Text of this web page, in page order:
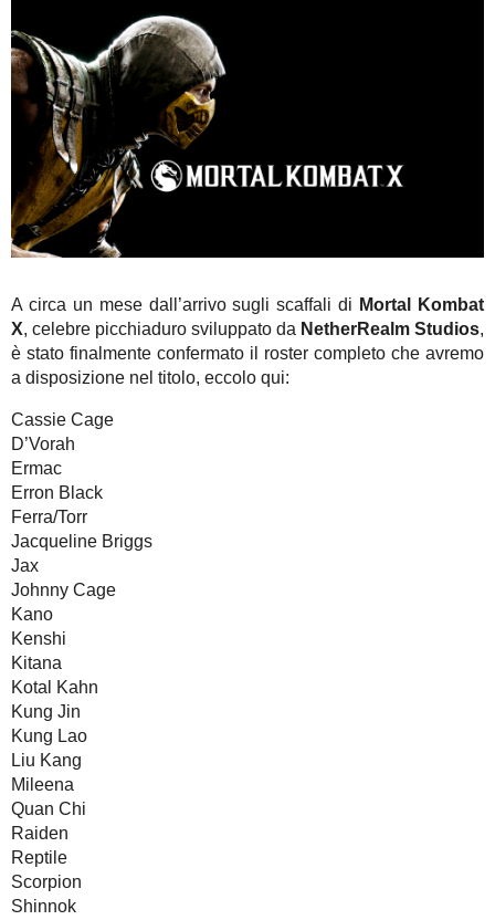
A circa un mese dall’arrivo sugli scaffali di Mortal Kombat
X, celebre picchiaduro sviluppato da NetherRealm Studios,
è stato finalmente confermato il roster completo che avremo
a disposizione nel titolo, eccolo qui:
Cassie Cage
D’Vorah
Ermac
Erron Black
Ferra/Torr
Jacqueline Briggs
Jax
Johnny Cage
Kano
Kenshi
Kitana
Kotal Kahn
Kung Jin
Kung Lao
Liu Kang
Mileena
Quan Chi
Raiden
Reptile
Scorpion
Shinnok